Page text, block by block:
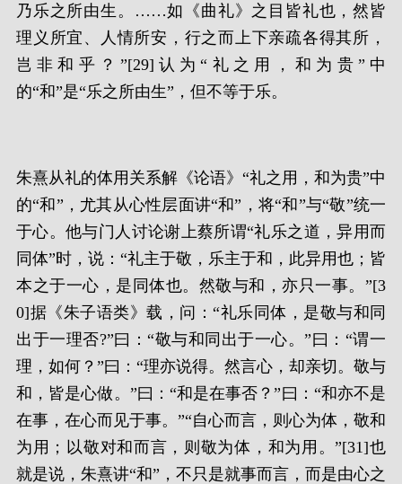
乃乐之所由生。……如《曲礼》之目皆礼也，然皆
理义所宜、人情所安，行之而上下亲疏各得其所，
岂非和乎？”[29]认为“礼之用，和为贵”中
的“和”是“乐之所由生”，但不等于乐。
朱熹从礼的体用关系解《论语》“礼之用，和为贵”中
的“和”，尤其从心性层面讲“和”，将“和”与“敬”统一
于心。他与门人讨论谢上蔡所谓“礼乐之道，异用而
同体”时，说：“礼主于敬，乐主于和，此异用也；皆
本之于一心，是同体也。然敬与和，亦只一事。”[3
0]据《朱子语类》载，问：“礼乐同体，是敬与和同
出于一理否?”曰：“敬与和同出于一心。”曰：“谓一
理，如何？”曰：“理亦说得。然言心，却亲切。敬与
和，皆是心做。”曰：“和是在事否？”曰：“和亦不是
在事，在心而见于事。”“自心而言，则心为体，敬和
为用；以敬对和而言，则敬为体，和为用。”[31]也
就是说，朱熹讲“和”，不只是就事而言，而是由心之